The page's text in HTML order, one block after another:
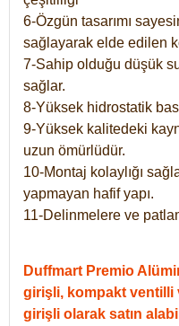
6-Özgün tasarımı
sağlayarak elde edilen
7-Sahip olduğu düşük
sağlar.
8-Yüksek hidrostatik
9-Yüksek kalitedeki
uzun ömürlüdür.
10-Montaj kolaylığı
yapmayan hafif yapı.
11-Delinmelere ve
Duffmart Premio
girişli, kompakt ventilli
girişli olarak satın